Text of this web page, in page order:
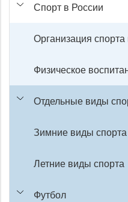
Спорт в России
Организация спорта
Физическое
Отдельные виды
Зимние виды спорта
Летние виды спорта
Футбол